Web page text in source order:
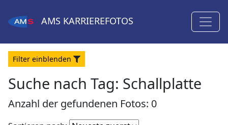
AMS KARRIEREFOTOS
Filter einblenden
Suche nach Tag: Schallplatte
Anzahl der gefundenen Fotos: 0